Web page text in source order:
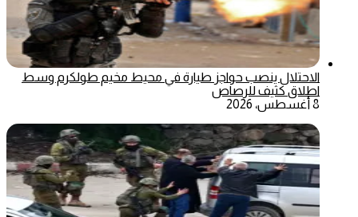
الاحتلال ينصب حواجز طيارة في محيط مخيم طولكرم وسط
اطلاق كثيف للرصاص
8 أغسطس، 2026